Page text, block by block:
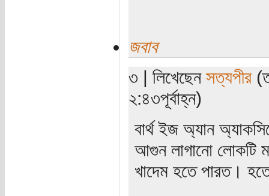
জবাব
৩ | লিখেছেন সত্যপীর
২:৪৩পূর্বাহ্ন)
বার্থ ইজ অ্যান
আগুন লাগানো লোকটি
খাদেম হতে পারত।